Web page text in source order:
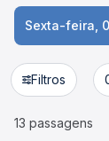
Sexta-feira,
Filtros
13 passagens